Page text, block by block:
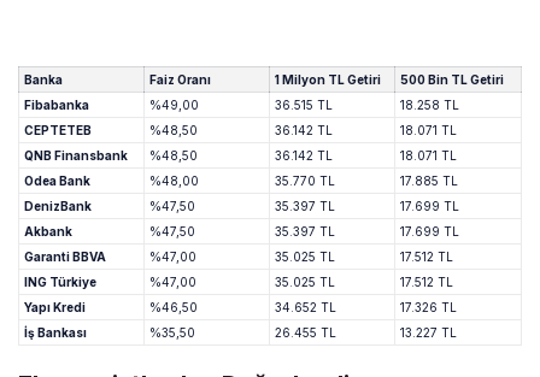
Banka Faiz Oranı 1 Milyon TL Getiri
500 Bin TL Getiri
Fibabanka
%49,00 36.515 TL
18.258 TL
CEPTETEB
%48,50 36.142 TL
18.071 TL
QNB Finansbank
%48,50 36.142 TL
18.071 TL
Odea Bank
%48,00 35.770 TL
17.885 TL
DenizBank
%47,50 35.397 TL
17.699 TL
Akbank
%47,50 35.397 TL
17.699 TL
Garanti BBVA
%47,00 35.025 TL
17.512 TL
ING Türkiye
%47,00 35.025 TL
17.512 TL
Yapı Kredi
%46,50 34.652 TL
17.326 TL
İş Bankası
%35,50 26.455 TL 13.227 TL